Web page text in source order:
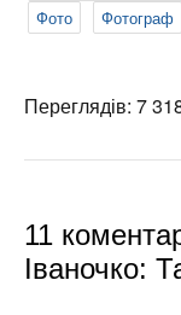
Фото
Фотограф
Переглядів: 7
11
Іваночко: